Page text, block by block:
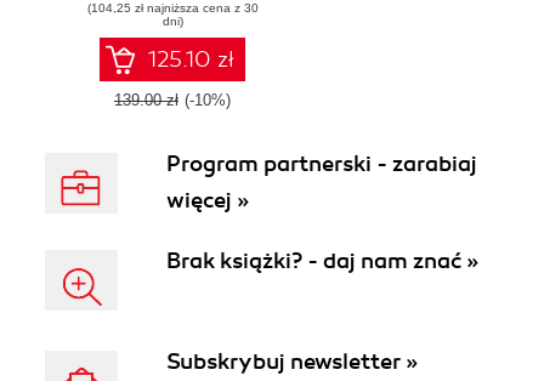
(104,25 zł najniższa cena z 30
dni)
125.10 zł
139.00 zł (-10%)
Program partnerski - zarabiaj
więcej »
Brak książki? - daj nam znać »
Subskrybuj newsletter »